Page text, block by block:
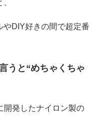
やDIY好きの間で超定番
うと“めちゃくちゃ
開発したナイロン製の